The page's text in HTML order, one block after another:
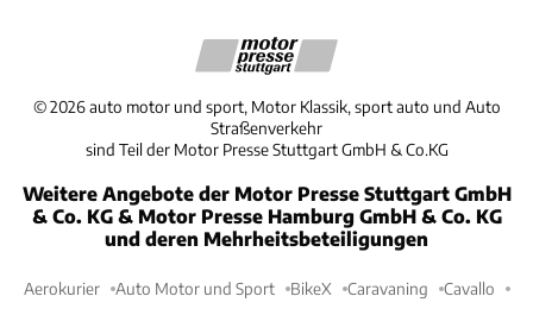
©2026 auto motor und sport, Motor Klassik, sport auto und Auto
Straßenverkehr
sind Teil der Motor Presse Stuttgart GmbH & Co.KG
Weitere Angebote der Motor Presse Stuttgart GmbH
& Co. KG & Motor Presse Hamburg GmbH & Co. KG
und deren Mehrheitsbeteiligungen
Aerokurier Auto Motor und Sport BikeX Caravaning Cavallo